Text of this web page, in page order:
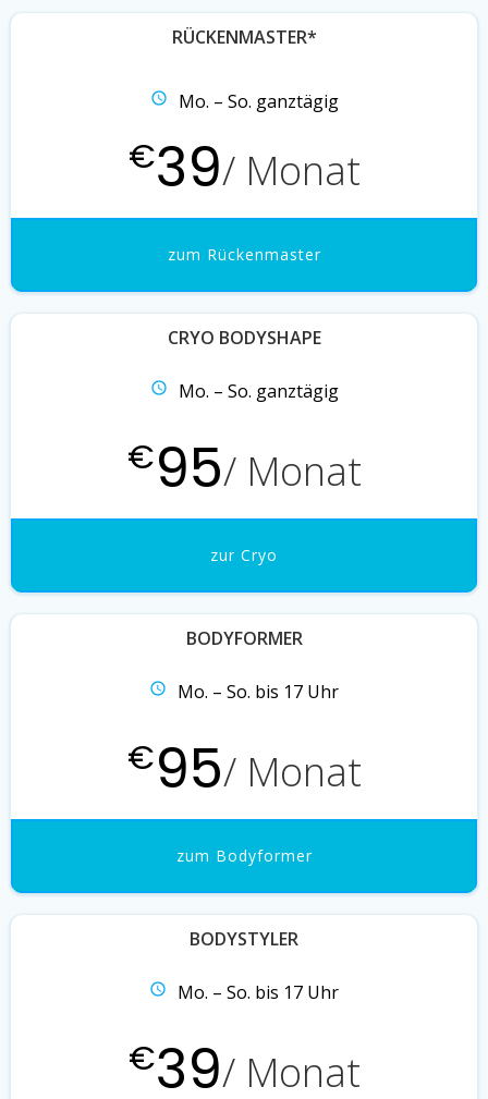
RÜCKENMASTER*
Mo. – So. ganztägig
€39/ Monat
zum Rückenmaster
CRYO BODYSHAPE
Mo. – So. ganztägig
€95/ Monat
zur Cryo
BODYFORMER
Mo. – So. bis 17 Uhr
€95/ Monat
zum Bodyformer
BODYSTYLER
Mo. – So. bis 17 Uhr
€39/ Monat